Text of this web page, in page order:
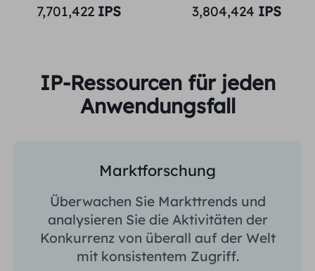
7,701,422 IPS 3,804,424 IPS
IP-Ressourcen für jeden
Anwendungsfall
Marktforschung
Überwachen Sie Markttrends und
analysieren Sie die Aktivitäten der
Konkurrenz von überall auf der Welt
mit konsistentem Zugriff.